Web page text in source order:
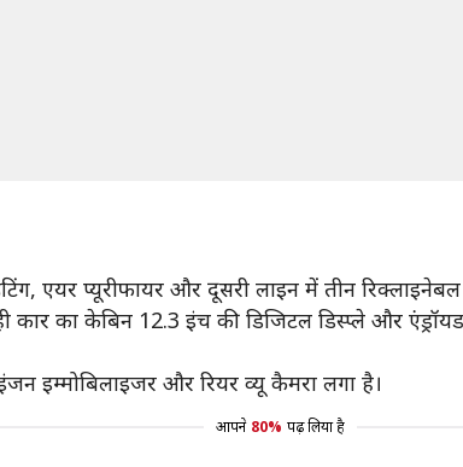
एयर प्यूरीफायर और दूसरी लाइन में तीन रिक्लाइनेबल
का केबिन 12.3 इंच की डिजिटल डिस्प्ले और
इम्मोबिलाइजर और रियर व्यू कैमरा लगा है।
आपने 80% पढ़ लिया है